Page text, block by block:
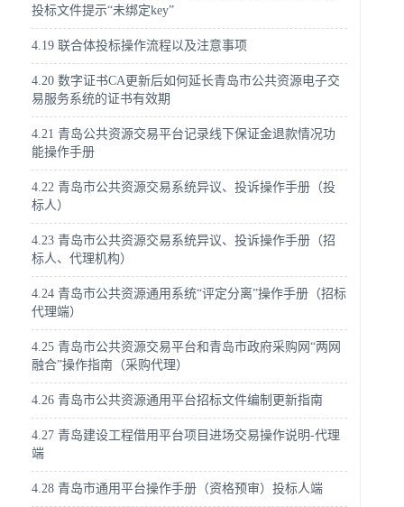
投标文件提示“未绑定key”
4.19 联合体投标操作流程以及注意事项
4.20 数字证书CA更新后如何延长青岛市公共资源电子交
易服务系统的证书有效期
4.21 青岛公共资源交易平台记录线下保证金退款情况功
能操作手册
4.22 青岛市公共资源交易系统异议、投诉操作手册（投
标人）
4.23 青岛市公共资源交易系统异议、投诉操作手册（招
标人、代理机构）
4.24 青岛市公共资源通用系统“评定分离”操作手册（招标
代理端）
4.25 青岛市公共资源交易平台和青岛市政府采购网“两网
融合”操作指南（采购代理）
4.26 青岛市公共资源通用平台招标文件编制更新指南
4.27 青岛建设工程借用平台项目进场交易操作说明-代理
端
4.28 青岛市通用平台操作手册（资格预审）投标人端